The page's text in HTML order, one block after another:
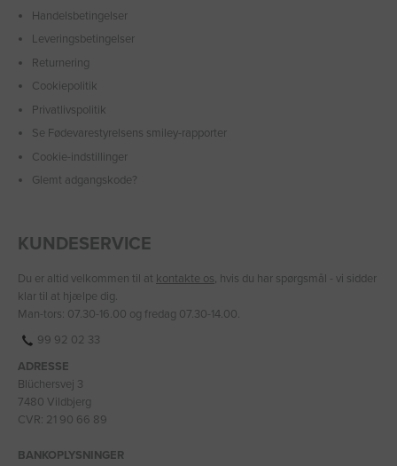
Handelsbetingelser
Leveringsbetingelser
Returnering
Cookiepolitik
Privatlivspolitik
Se Fødevarestyrelsens smiley-rapporter
Cookie-indstillinger
Glemt adgangskode?
KUNDESERVICE
Du er altid velkommen til at kontakte os, hvis du har spørgsmål - vi sidder
klar til at hjælpe dig.
Man-tors: 07.30-16.00 og fredag 07.30-14.00.
99 92 02 33
ADRESSE
Blüchersvej 3
7480 Vildbjerg
CVR: 21 90 66 89
BANKOPLYSNINGER